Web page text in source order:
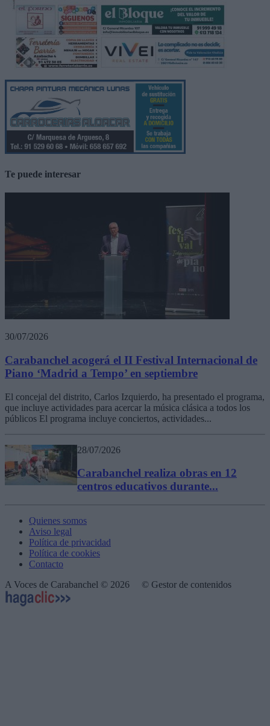
Te puede interesar
30/07/2026
Carabanchel acogerá el II Festival Internacional de
Piano ‘Madrid a Tempo’ en septiembre
El concejal del distrito, Carlos Izquierdo, ha presentado el programa,
que incluye actividades para acercar la música clásica a todos los
públicos El programa incluye conciertos, actividades...
28/07/2026
Carabanchel realiza obras en 12
centros educativos durante...
Quienes somos
Aviso legal
Política de privacidad
Política de cookies
Contacto
A Voces de Carabanchel © 2026 © Gestor de contenidos